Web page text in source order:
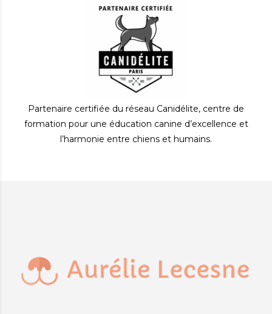
Partenaire certifiée du réseau Canidélite, centre de
formation pour une éducation canine d’excellence et
l’harmonie entre chiens et humains.